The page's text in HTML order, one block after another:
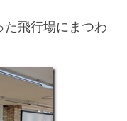
飛行場にまつわ